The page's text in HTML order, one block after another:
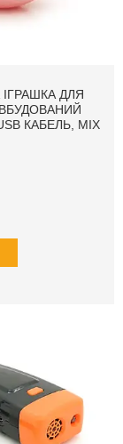
ДЛЯ
ВБУДОВАНИЙ
КАБЕЛЬ, MIX